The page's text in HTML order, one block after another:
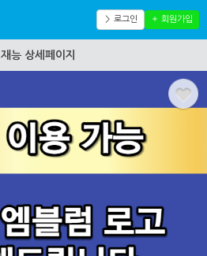
＞ 로그인 ＋ 회원가입
재능 상세페이지